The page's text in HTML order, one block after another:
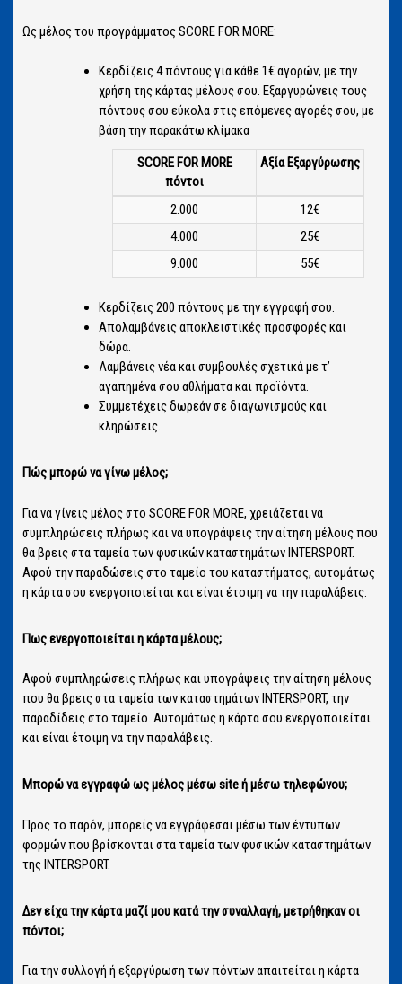
Ως μέλος του προγράμματος SCORE FOR MORE:
Κερδίζεις 4 πόντους για κάθε 1€ αγορών, με την
χρήση της κάρτας μέλους σου. Εξαργυρώνεις τους
πόντους σου εύκολα στις επόμενες αγορές σου, με
βάση την παρακάτω κλίμακα
SCOREFOR MORE
πόντοι
Αξία Εξαργύρωσης
2.000
12€
4.000
25€
9.000
55€
Κερδίζεις 200 πόντους με την εγγραφή σου.
Απολαμβάνεις αποκλειστικές προσφορές και
δώρα.
Λαμβάνεις νέα και συμβουλές σχετικά με τ’
αγαπημένα σου αθλήματα και προϊόντα.
Συμμετέχεις δωρεάν σε διαγωνισμούς και
κληρώσεις.
Πώς μπορώ να γίνω μέλος;
Για να γίνεις μέλος στο SCORE FOR MORE, χρειάζεται να
συμπληρώσεις πλήρως και να υπογράψεις την αίτηση μέλους που
θα βρεις στα ταμεία των φυσικών καταστημάτων INTERSPORT.
Αφού την παραδώσεις στο ταμείο του καταστήματος, αυτομάτως
η κάρτα σου ενεργοποιείται και είναι έτοιμη να την παραλάβεις.
Πως ενεργοποιείται η κάρτα μέλους;
Αφού συμπληρώσεις πλήρως και υπογράψεις την αίτηση μέλους
που θα βρεις στα ταμεία των καταστημάτων INTERSPORT, την
παραδίδεις στο ταμείο. Αυτομάτως η κάρτα σου ενεργοποιείται
και είναι έτοιμη να την παραλάβεις.
Μπορώ να εγγραφώ ως μέλος μέσω site ή μέσω τηλεφώνου;
Προς το παρόν, μπορείς να εγγράφεσαι μέσω των έντυπων
φορμών που βρίσκονται στα ταμεία των φυσικών καταστημάτων
της INTERSPORT.
Δεν είχα την κάρτα μαζί μου κατά την συναλλαγή, μετρήθηκαν οι
πόντοι;
Για την συλλογή ή εξαργύρωση των πόντων απαιτείται η κάρτα